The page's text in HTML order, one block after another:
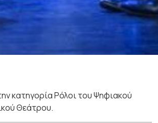
κατηγορία Ρόλοι του Ψηφιακού
Θεάτρου.